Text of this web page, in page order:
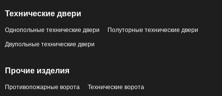
Технические двери
Однопольные технические двери Полуторные технические двери
Двупольные технические двери
Прочие изделия
Противопожарные ворота Технические ворота